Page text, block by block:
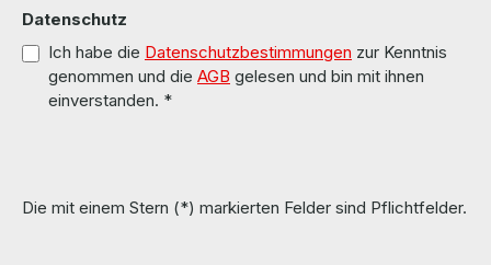
Datenschutz
Ich habe die Datenschutzbestimmungen zur Kenntnis
genommen und die AGB gelesen und bin mit ihnen
einverstanden. *
Die mit einem Stern (*) markierten Felder sind Pflichtfelder.